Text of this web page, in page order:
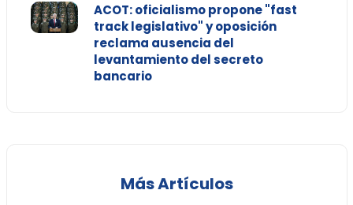
ACOT: oficialismo propone "fast
track legislativo" y oposición
reclama ausencia del
levantamiento del secreto
bancario
Más Artículos